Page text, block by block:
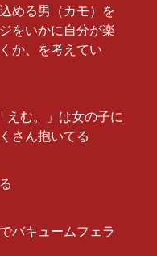
める男（カモ）を
をいかに自分が楽
か、を考えてい
えむ。」は女の子に
さん抱いてる
バキュームフェラ